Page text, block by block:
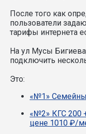
После того как
пользователи
тарифы интернета
На ул Мусы
подключить
Это:
«№1»
«№2» КГС 200
цене 1010 ₽/